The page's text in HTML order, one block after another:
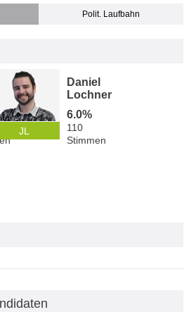
Polit. Laufbahn
JL
Daniel
Lochner
6.0%
110
Stimmen